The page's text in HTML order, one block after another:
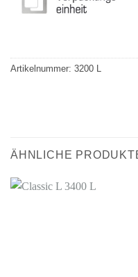
Artikelnummer: 3200 L
ÄHNLICHE